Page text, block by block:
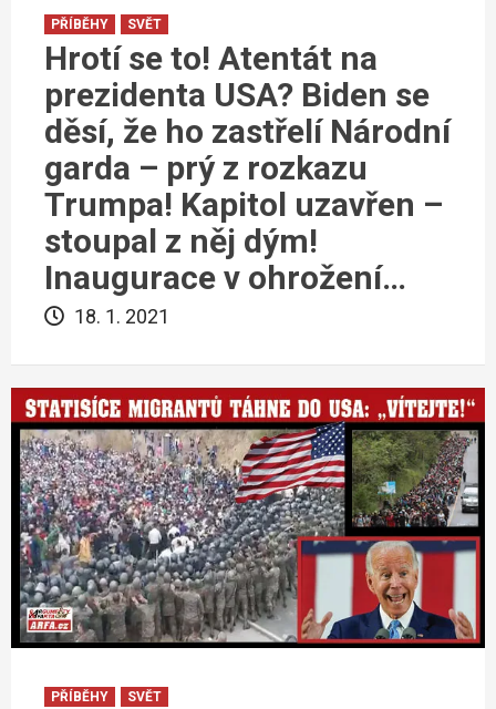
PŘÍBĚHY SVĚT
Hrotí se to! Atentát na
prezidenta USA? Biden se
děsí, že ho zastřelí Národní
garda – prý z rozkazu
Trumpa! Kapitol uzavřen –
stoupal z něj dým!
Inaugurace v ohrožení…
18. 1. 2021
PŘÍBĚHY SVĚT